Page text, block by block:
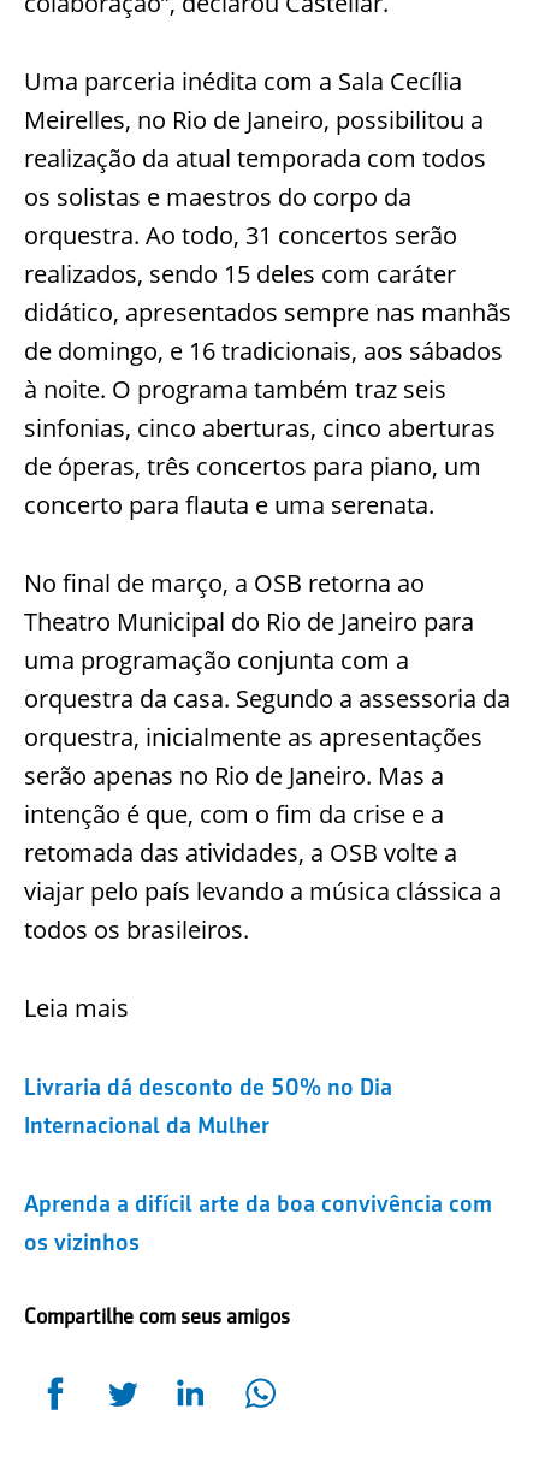
Uma parceria inédita com a Sala Cecília
Meirelles, no Rio de Janeiro, possibilitou a
realização da atual temporada com todos
os solistas e maestros do corpo da
orquestra. Ao todo, 31 concertos serão
realizados, sendo 15 deles com caráter
didático, apresentados sempre nas manhãs
de domingo, e 16 tradicionais, aos sábados
à noite. O programa também traz seis
sinfonias, cinco aberturas, cinco aberturas
de óperas, três concertos para piano, um
concerto para flauta e uma serenata.
No final de março, a OSB retorna ao
Theatro Municipal do Rio de Janeiro para
uma programação conjunta com a
orquestra da casa. Segundo a assessoria da
orquestra, inicialmente as apresentações
serão apenas no Rio de Janeiro. Mas a
intenção é que, com o fim da crise e a
retomada das atividades, a OSB volte a
viajar pelo país levando a música clássica a
todos os brasileiros.
Leia mais
Livraria dá desconto de 50% no Dia
Internacional da Mulher
Aprenda a difícil arte da boa convivência com
os vizinhos
Compartilhe com seus amigos